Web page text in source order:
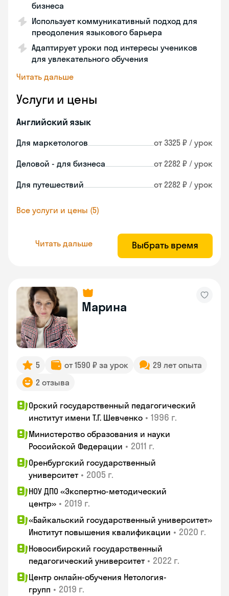
бизнеса
Использует коммуникативный подход для
преодоления языкового барьера
Адаптирует уроки под интересы учеников
для увлекательного обучения
Читать дальше
Услуги и цены
Английский язык
Для маркетологов от 3325 ₽ / урок
Деловой - для бизнеса от 2282 ₽ / урок
Для путешествий от 2282 ₽ / урок
Все услуги и цены (5)
Читать дальше Выбрать время
Марина
5 от 1590 ₽ за урок
29 лет опыта
2 отзыва
Орский государственный педагогический
институт имени Т.Г. Шевченко • 1996 г.
Министерство образования и науки
Российской Федерации • 2011 г.
Оренбургский государственный
университет • 2005 г.
НОУ ДПО «Экспертно-методический
центр» • 2019 г.
«Байкальский государственный университет»
Институт повышения квалификации • 2020 г.
Новосибирский государственный
педагогический университет • 2022 г.
Центр онлайн-обучения Нетология-
групп • 2019 г.